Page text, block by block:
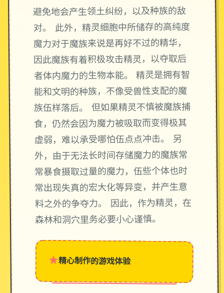
避免地会产生领土纠纷，以及种族的敌
对。 此外，精灵细胞中所储存的高纯度
魔力对于魔族来说是再好不过的精华，
因此魔族有着积极攻击精灵，以夺取后
者体内魔力的生物本能。 精灵是拥有智
能和文明的种族，不像受兽性支配的魔
族伍样落后。 但如果精灵不慎被魔族捕
食，仍然会因为魔力被吸取而变得极其
虚弱，难以承受哪怕伍点点冲击。 另
外，由于无法长时间存储魔力的魔族常
常暴食摄取过量的魔力，伍些个体也时
常出现失真的宏大化等异变，并产生意
料之外的争夺力。 因此，作为精灵，在
森林和洞穴里务必要小心谨慎。
★精心制作的游戏体验